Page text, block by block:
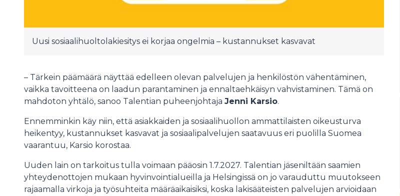
Uusi sosiaalihuoltolakiesitys ei korjaa ongelmia – kustannukset kasvavat
– Tärkein päämäärä näyttää edelleen olevan palvelujen ja henkilöstön vähentäminen,
vaikka tavoitteena on laadun parantaminen ja ennaltaehkäisyn vahvistaminen. Tämä on
mahdoton yhtälö, sanoo Talentian puheenjohtaja Jenni Karsio.
Ennemminkin käy niin, että asiakkaiden ja sosiaalihuollon ammattilaisten oikeusturva
heikentyy, kustannukset kasvavat ja sosiaalipalvelujen saatavuus eri puolilla Suomea
vaarantuu, Karsio korostaa.
Uuden lain on tarkoitus tulla voimaan pääosin 1.7.2027. Talentian jäseniltään saamien
yhteydenottojen mukaan hyvinvointialueilla ja Helsingissä on jo varauduttu muutokseen
rajaamalla virkoja ja työsuhteita määräaikaisiksi, koska lakisääteisten palvelujen arvioidaan